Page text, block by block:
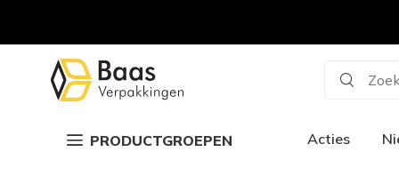
PRODUCTGROEPEN Acties